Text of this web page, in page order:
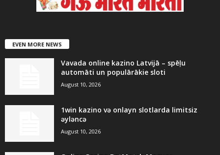
EVEN MORE NEWS
Vavada online kazino Latvijā – spēļu
automāti un populārākie sloti
August 10, 2026
1win kazino və onlayn slotlarda limitsiz
əyləncə
August 10, 2026